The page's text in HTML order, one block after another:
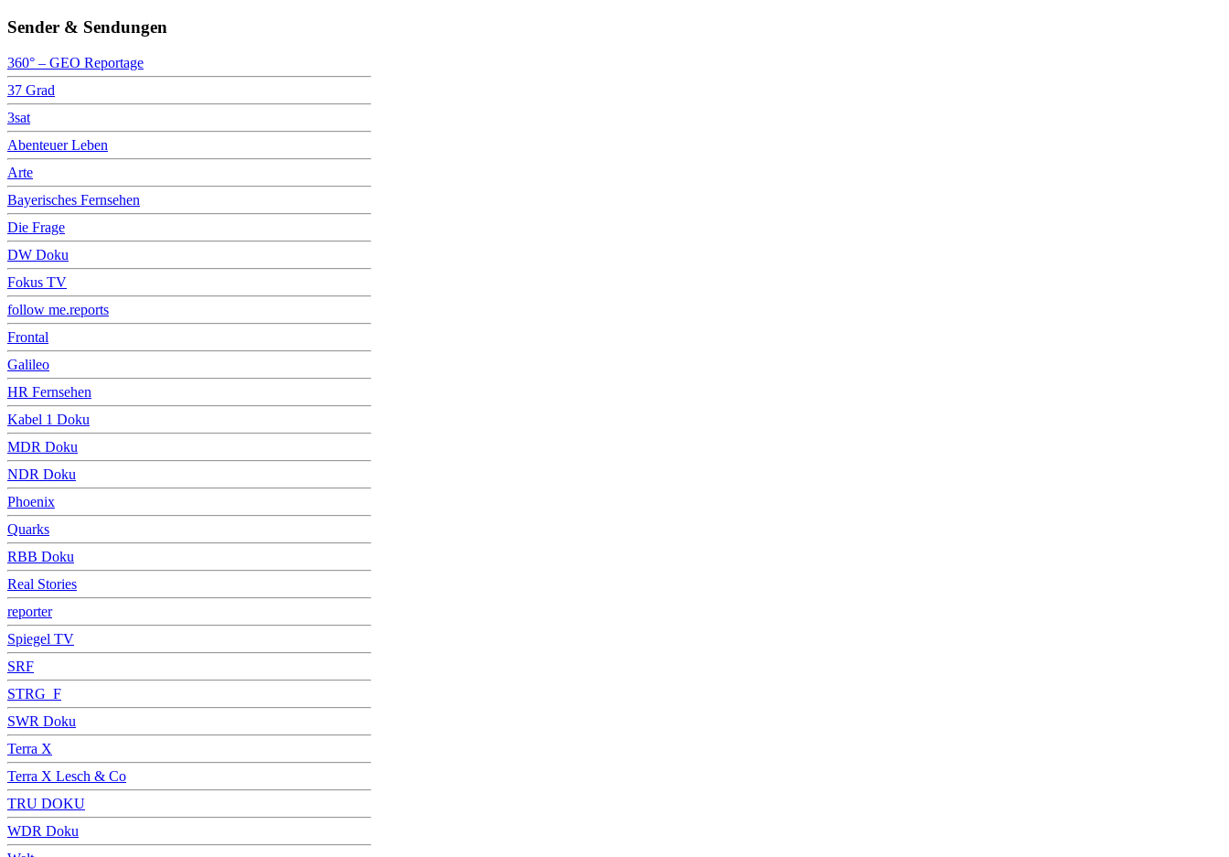
Sender & Sendungen
360° – GEO Reportage
37 Grad
3sat
Abenteuer Leben
Arte
Bayerisches Fernsehen
Die Frage
DW Doku
Fokus TV
follow me.reports
Frontal
Galileo
HR Fernsehen
Kabel 1 Doku
MDR Doku
NDR Doku
Phoenix
Quarks
RBB Doku
Real Stories
reporter
Spiegel TV
SRF
STRG_F
SWR Doku
Terra X
Terra X Lesch & Co
TRU DOKU
WDR Doku